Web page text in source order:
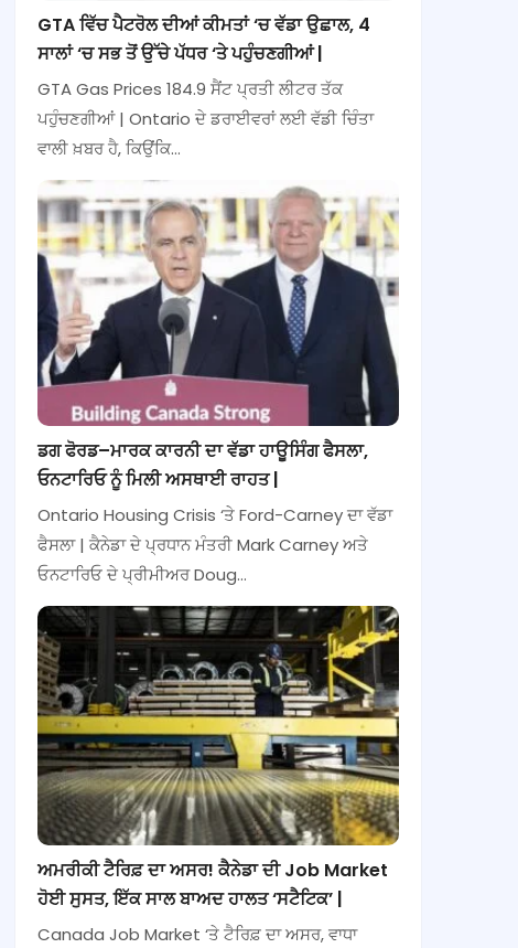
GTA ਵਿੱਚ ਪੈਟਰੋਲ ਦੀਆਂ ਕੀਮਤਾਂ ‘ਚ ਵੱਡਾ ਉਛਾਲ, 4
ਸਾਲਾਂ ‘ਚ ਸਭ ਤੋਂ ਉੱਚੇ ਪੱਧਰ ‘ਤੇ ਪਹੁੰਚਣਗੀਆਂ |
GTA Gas Prices 184.9 ਸੈਂਟ ਪ੍ਰਤੀ ਲੀਟਰ ਤੱਕ
ਪਹੁੰਚਣਗੀਆਂ | Ontario ਦੇ ਡਰਾਈਵਰਾਂ ਲਈ ਵੱਡੀ ਚਿੰਤਾ
ਵਾਲੀ ਖ਼ਬਰ ਹੈ, ਕਿਉਂਕਿ…
ਡਗ ਫੋਰਡ–ਮਾਰਕ ਕਾਰਨੀ ਦਾ ਵੱਡਾ ਹਾਊਸਿੰਗ ਫੈਸਲਾ,
ਓਨਟਾਰਿਓ ਨੂੰ ਮਿਲੀ ਅਸਥਾਈ ਰਾਹਤ |
Ontario Housing Crisis ‘ਤੇ Ford-Carney ਦਾ ਵੱਡਾ
ਫੈਸਲਾ | ਕੈਨੇਡਾ ਦੇ ਪ੍ਰਧਾਨ ਮੰਤਰੀ Mark Carney ਅਤੇ
ਓਨਟਾਰਿਓ ਦੇ ਪ੍ਰੀਮੀਅਰ Doug…
ਅਮਰੀਕੀ ਟੈਰਿਫ਼ ਦਾ ਅਸਰ! ਕੈਨੇਡਾ ਦੀ Job Market
ਹੋਈ ਸੁਸਤ, ਇੱਕ ਸਾਲ ਬਾਅਦ ਹਾਲਤ ‘ਸਟੈਟਿਕ’ |
Canada Job Market ‘ਤੇ ਟੈਰਿਫ਼ ਦਾ ਅਸਰ, ਵਾਧਾ